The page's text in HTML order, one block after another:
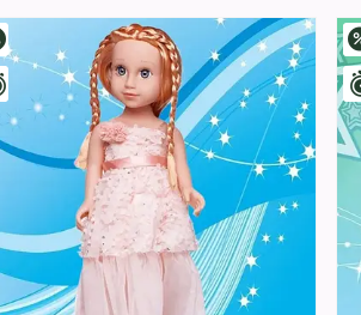
Купити
Залишилось 4 дні